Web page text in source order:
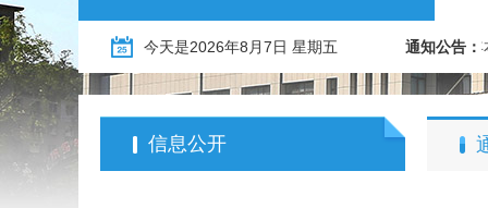
今天是2026年8月7日 星期五 通知公告：
2026年本溪市教育系统冬季“名校优生” …01-08 2026年
信息公开